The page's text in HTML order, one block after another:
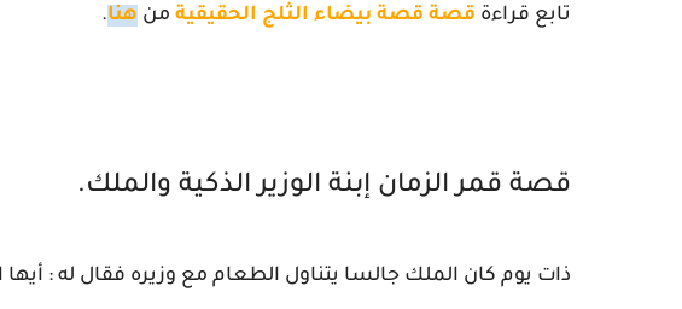
تابع قراءة قصة قصة بيضاء الثلج الحقيقية من هنا.
قصة قمر الزمان إبنة الوزير الذكية والملك.
ذات يوم كان الملك جالسا يتناول الطعام مع وزيره فقال له : أيها